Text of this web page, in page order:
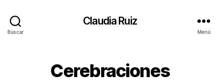
Buscar
Claudia Ruiz
Menú
Cerebraciones